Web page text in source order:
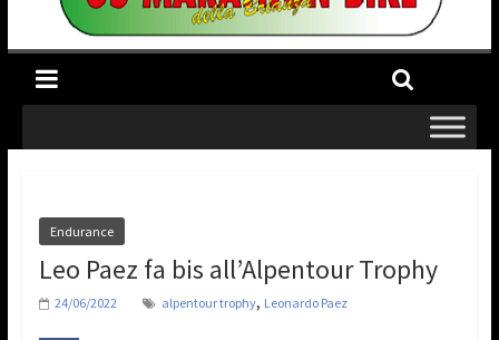
Endurance
Leo Paez fa bis all’Alpentour Trophy
24/06/2022 alpentour trophy, Leonardo Paez